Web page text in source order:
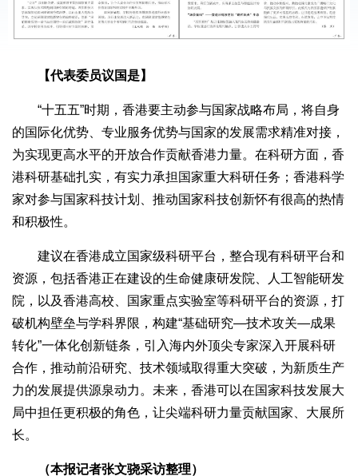
【代表委员议国是】
“十五五”时期，香港要主动参与国家战略布局，将自身
的国际化优势、专业服务优势与国家的发展需求精准对接，
为实现更高水平的开放合作贡献香港力量。在科研方面，香
港科研基础扎实，有实力承担国家重大科研任务；香港科学
家对参与国家科技计划、推动国家科技创新怀有很高的热情
和积极性。
建议在香港成立国家级科研平台，整合现有科研平台和
资源，包括香港正在建设的生命健康研发院、人工智能研发
院，以及香港高校、国家重点实验室等科研平台的资源，打
破机构壁垒与学科界限，构建“基础研究—技术攻关—成果
转化”一体化创新链条，引入海内外顶尖专家深入开展科研
合作，推动前沿研究、技术领域取得重大突破，为新质生产
力的发展提供源泉动力。未来，香港可以在国家科技发展大
局中担任更积极的角色，让尖端科研力量贡献国家、大展所
长。
（本报记者张文骁采访整理）